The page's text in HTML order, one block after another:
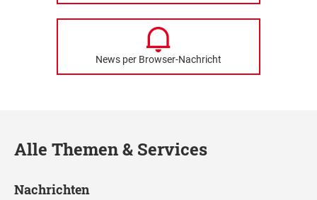
News per Browser-Nachricht
Alle Themen & Services
Nachrichten